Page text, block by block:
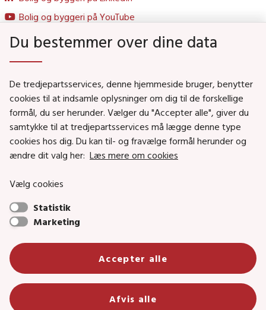
Bolig og byggeri på YouTube
Social- og Boligministeriet
Job i Social- og Boligstyrelsen
Puljer og tilskud
Nyhedsbreve
Social- og Boligstyrelsens nyheder som RSS feed
Social- og Boligstyrelsen • Tlf.: 72 42 37 00 •
sikkermail• EAN-nr.: 5798000354838 • CVR-nr.:
26144698
Primær adresse og reception: Lerchesgade 35, 5, 5000 Odense C •
Bolig- og byggeriområdet: Holmens kanal 22, 1060 København K
Du bestemmer over dine data
De tredjepartsservices, denne hjemmeside bruger, benytter
cookies til at indsamle oplysninger om dig til de forskellige
formål, du ser herunder. Vælger du "Accepter alle", giver du
samtykke til at tredjepartsservices må lægge denne type
cookies hos dig. Du kan til- og fravælge formål herunder og
ændre dit valg her: Læs mere om cookies
Vælg cookies
Statistik
Marketing
Accepter alle
Afvis alle